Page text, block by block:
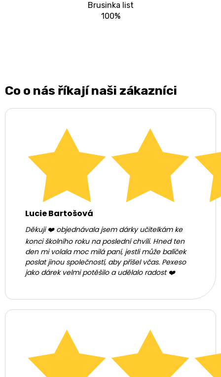
Brusinka list
100%
Co o nás říkají naši zákazníci
Lucie Bartošová
Děkuji ❤️ objednávala jsem dárky učitelkám ke
konci školního roku na poslední chvíli. Hned ten
den mi volala moc milá paní, jestli může balíček
poslat jinou společností, aby přišel včas. Pexeso
jako dárek velmi potěšilo a udělalo radost ❤️